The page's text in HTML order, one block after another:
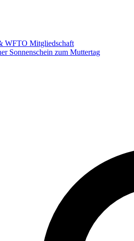
WFTO Mitgliedschaft
Sonnenschein zum Muttertag